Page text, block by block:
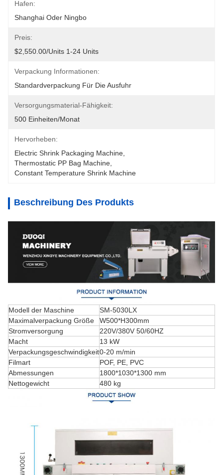
Hafen:
Shanghai Oder Ningbo
Preis:
$2,550.00/units 1-24 Units
Verpackung Informationen:
Standardverpackung Für Die Ausfuhr
Versorgungsmaterial-Fähigkeit:
500 Einheiten/Monat
Hervorheben:
Electric Shrink Packaging Machine
Thermostatic PP Bag Machine
Constant Temperature Shrink Machine
Beschreibung Des Produkts
Modell der Maschine
SM-5030LX
Maximalverpackung Größe
W500*H300mm
Stromversorgung
220V/380V 50/60HZ
Macht
13 kW
Verpackungsgeschwindigkeit0-20 m/min
Filmart
POF, PE, PVC
Abmessungen
1800*1030*1300 mm
Nettogewicht
480 kg